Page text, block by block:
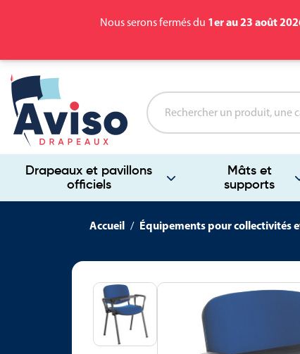
Nous serons fermés du 1er au 23 août
Drapeaux et pavillons
officiels
Mâts et
supports
Accueil Équipements pour collectivités